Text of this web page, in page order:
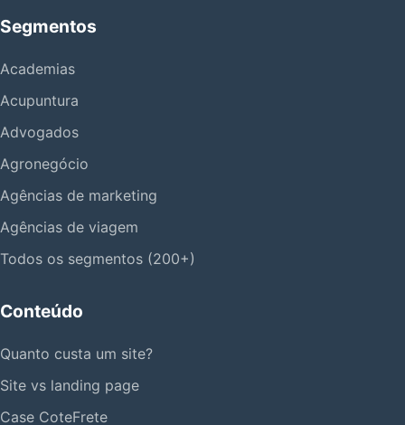
Segmentos
Academias
Acupuntura
Advogados
Agronegócio
Agências de marketing
Agências de viagem
Todos os segmentos (200+)
Conteúdo
Quanto custa um site?
Site vs landing page
Case CoteFrete